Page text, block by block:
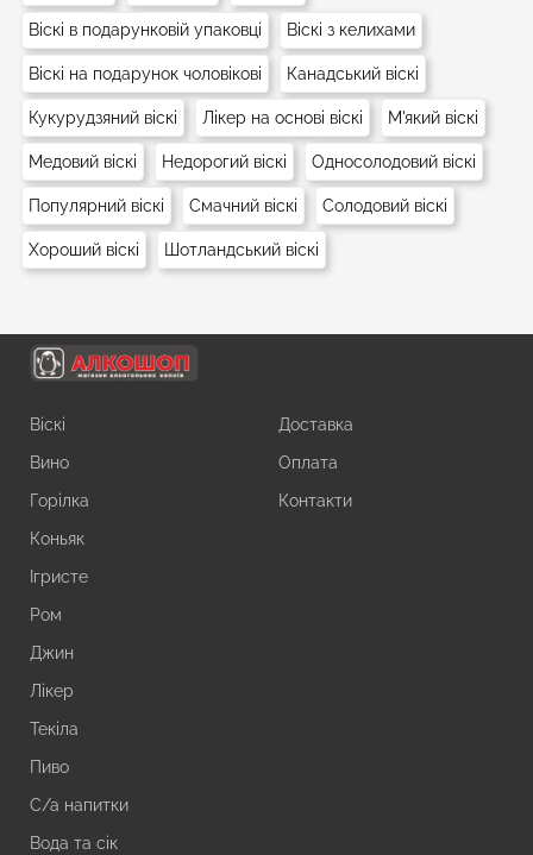
Віскі в подарунковій упаковці Віскі з келихами
Віскі на подарунок чоловікові Канадський віскі
Кукурудзяний віскі Лікер на основі віскі М'який віскі
Медовий віскі Недорогий віскі Односолодовий віскі
Популярний віскі Смачний віскі Солодовий віскі
Хороший віскі Шотландський віскі
Віскі
Вино
Горілка
Коньяк
Ігристе
Ром
Джин
Лікер
Текіла
Пиво
С/а напитки
Вода та сік
Доставка
Оплата
Контакти